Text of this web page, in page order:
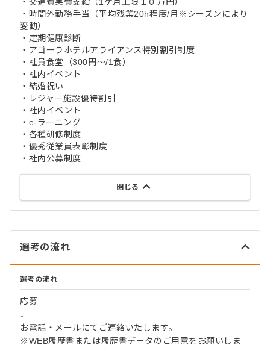
・時間外勤務手当（平均残業20h程度/月※シーズンにより
変動）
・定期健康診断
・アゴーラホテルアライアンス特別割引制度
・社員食堂（300円～/1食）
・社内イベント
・結婚祝い
・レジャー施設優待割引
・社内イベント
・e-ラーニング
・各種研修制度
・優秀従業員表彰制度
・社内公募制度
閉じる
選考の流れ
選考の流れ
応募
↓
お電話・メールにてご連絡いたします。
※WEB履歴書または履歴書データのご用意をお願いしま